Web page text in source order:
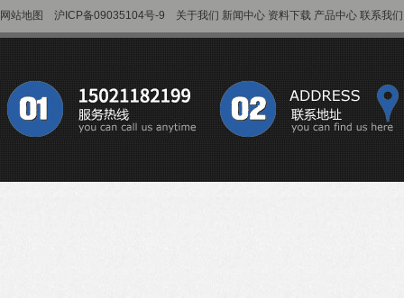
网站地图 沪ICP备09035104号-9 关于我们 新闻中心 资料下载 产品中心 联系我们